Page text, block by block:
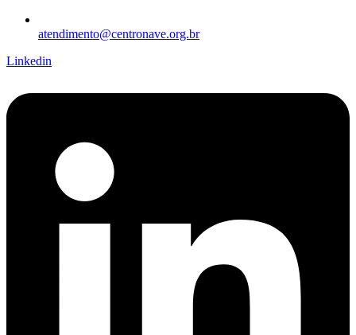
atendimento@centronave.org.br
Linkedin